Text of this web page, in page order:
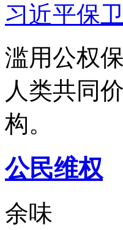
习近平保
滥用公权
人类共同
构。
公民维权
余味